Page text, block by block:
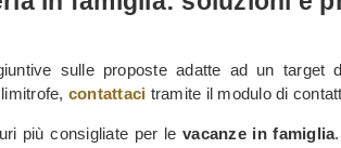
sulle proposte adatte ad un
contattaci tramite il modulo di
più consigliate per levacanze in famiglia